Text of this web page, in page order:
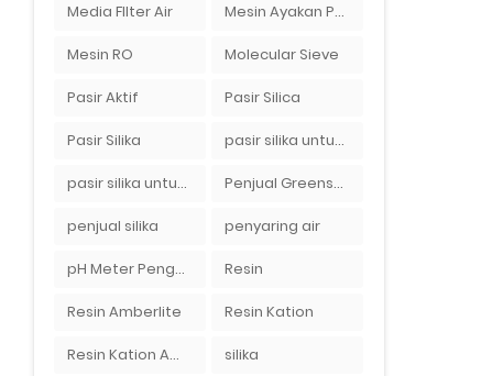
Media FIlter Air Mesin Ayakan Pasir Silika
Mesin RO Molecular Sieve
Pasir Aktif Pasir Silica
Pasir Silika pasir silika untuk boiler
pasir silika untuk filter air Penjual Greensand Plus
penjual silika penyaring air
pH Meter Pengukur pH Tanah Ionix pH 10 Resin
Resin Amberlite Resin Kation
Resin Kation Amberlite silika